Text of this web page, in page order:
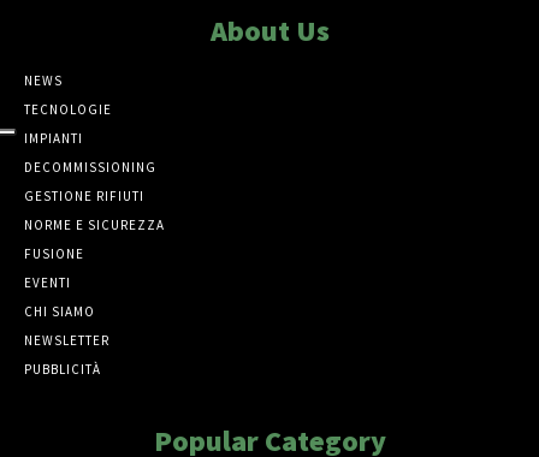
About Us
NEWS
TECNOLOGIE
IMPIANTI
DECOMMISSIONING
GESTIONE RIFIUTI
NORME E SICUREZZA
FUSIONE
EVENTI
CHI SIAMO
NEWSLETTER
PUBBLICITÀ
Popular Category